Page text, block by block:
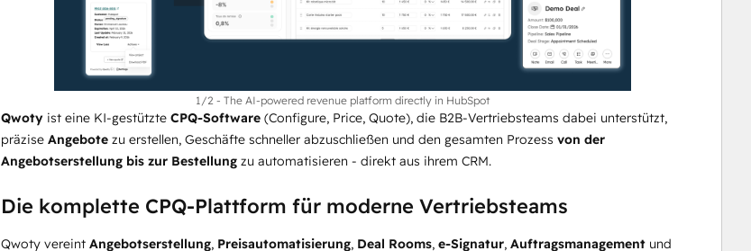
1/2 - The AI-powered revenue platform directly in HubSpot
Qwoty ist eine KI-gestützte CPQ-Software (Configure, Price, Quote), die B2B-Vertriebsteams dabei unterstützt,
präzise Angebote zu erstellen, Geschäfte schneller abzuschließen und den gesamten Prozess von der
Angebotserstellung bis zur Bestellung zu automatisieren - direkt aus ihrem CRM.
Die komplette CPQ-Plattform für moderne Vertriebsteams
Qwoty vereint Angebotserstellung, Preisautomatisierung, Deal Rooms, e-Signatur, Auftragsmanagement